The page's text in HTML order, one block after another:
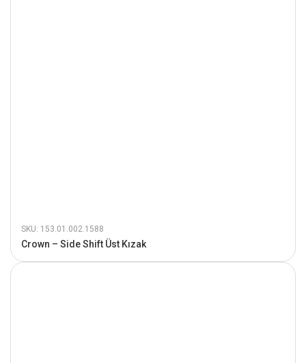
SKU: 153.01.002.1588
Crown – Side Shift Üst Kızak